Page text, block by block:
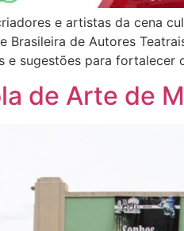
e artistas da cena
Brasileira de Autores
e sugestões para
de Arte de